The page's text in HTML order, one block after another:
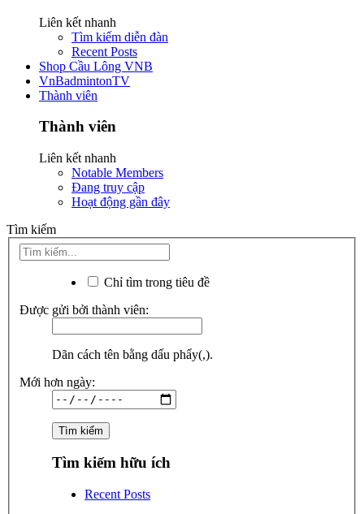
Liên kết nhanh
Tìm kiếm diễn đàn
Recent Posts
Shop Cầu Lông VNB
VnBadmintonTV
Thành viên
Thành viên
Liên kết nhanh
Notable Members
Đang truy cập
Hoạt động gần đây
Tìm kiếm
Chỉ tìm trong tiêu đề
Được gửi bởi thành viên:
Dãn cách tên bằng dấu phẩy(,).
Mới hơn ngày:
Tìm kiếm hữu ích
Recent Posts